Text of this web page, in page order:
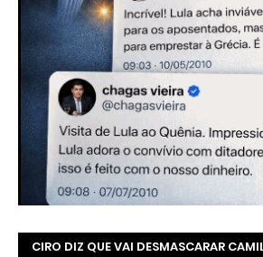
CIRO DIZ QUE VAI DESMASCARAR